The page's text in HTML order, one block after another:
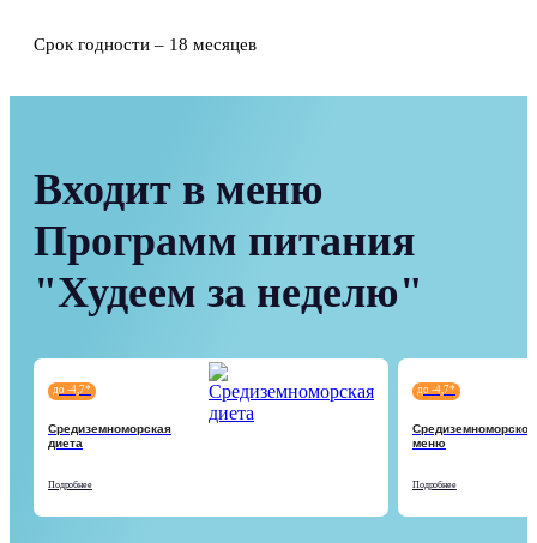
Срок годности – 18 месяцев
Входит в меню
Программ питания
"Худеем за неделю"
до -4,7*
Средиземноморская
диета
Подробнее
до -4,7*
Средиземноморское
меню
Подробнее